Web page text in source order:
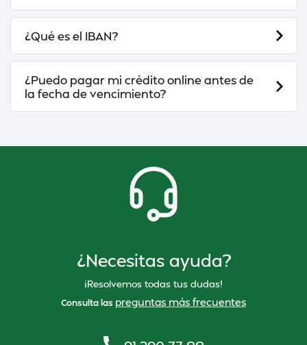
¿Qué es el IBAN?
¿Puedo pagar mi crédito online antes de
la fecha de vencimiento?
¿Necesitas ayuda?
¡Resolvemos todas tus dudas!
Consulta las preguntas más frecuentes